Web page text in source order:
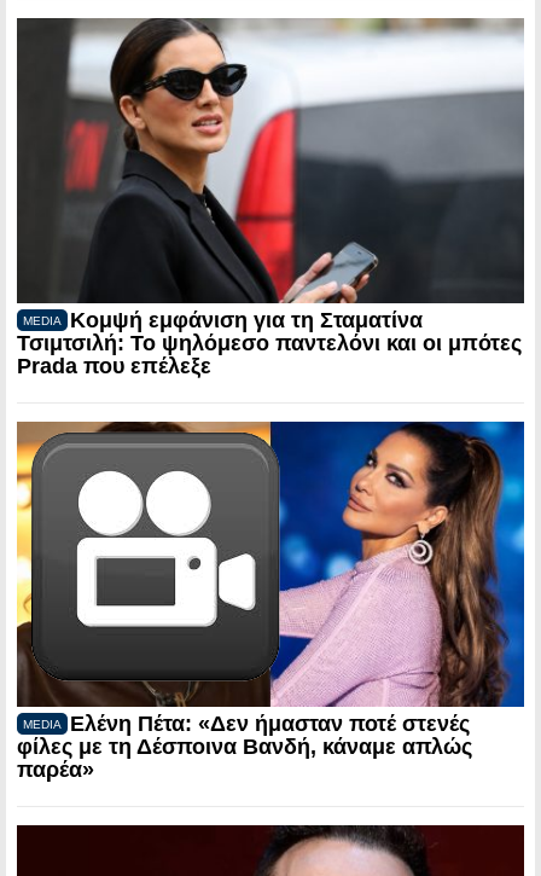
MEDIA
Κομψή εμφάνιση για τη Σταματίνα
Τσιμτσιλή: Το ψηλόμεσο παντελόνι και οι μπότες
Prada που επέλεξε
MEDIA
Ελένη Πέτα: «Δεν ήμασταν ποτέ στενές
φίλες με τη Δέσποινα Βανδή, κάναμε απλώς
παρέα»